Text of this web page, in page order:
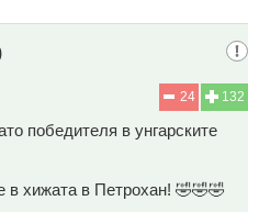
132
24
победителя в унгарските
в хижата в Петрохан! 🤣🤣🤣